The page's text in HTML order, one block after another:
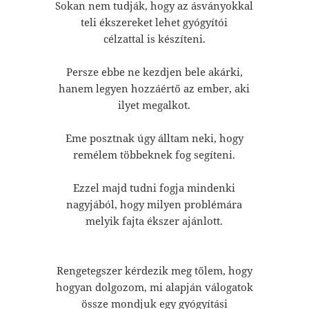
Sokan nem tudják, hogy az ásványokkal
teli ékszereket lehet gyógyítói
célzattal is készíteni.
Persze ebbe ne kezdjen bele akárki,
hanem legyen hozzáértő az ember, aki
ilyet megalkot.
Eme posztnak úgy álltam neki, hogy
remélem többeknek fog segíteni.
Ezzel majd tudni fogja mindenki
nagyjából, hogy milyen problémára
melyik fajta ékszer ajánlott.
Rengetegszer kérdezik meg tőlem, hogy
hogyan dolgozom, mi alapján válogatok
össze mondjuk egy gyógyítási